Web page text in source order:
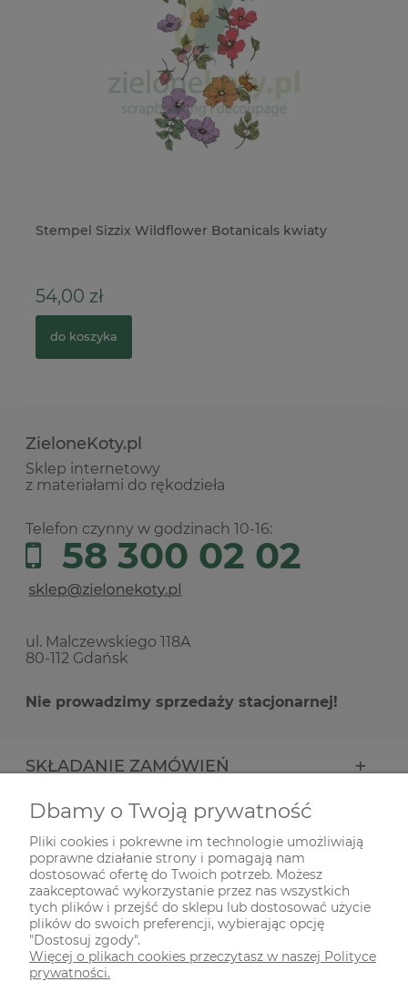
Stempel Sizzix Wildflower Botanicals kwiaty
54,00 zł
do koszyka
ZieloneKoty.pl
Sklep internetowy
z materiałami do rękodzieła
Telefon czynny w godzinach 10-16:
58 300 02 02
ul. Malczewskiego 118A
80-112 Gdańsk
Nie prowadzimy sprzedaży stacjonarnej!
SKŁADANIE ZAMÓWIEŃ
INFORMACJE
ODWIEDŹ NAS NA
Dbamy o Twoją prywatność
Pliki cookies i pokrewne im technologie umożliwiają
poprawne działanie strony i pomagają nam
dostosować ofertę do Twoich potrzeb. Możesz
zaakceptować wykorzystanie przez nas wszystkich
tych plików i przejść do sklepu lub dostosować użycie
plików do swoich preferencji, wybierając opcję
"Dostosuj zgody".
Więcej o plikach cookies przeczytasz w naszej Polityce
prywatności.